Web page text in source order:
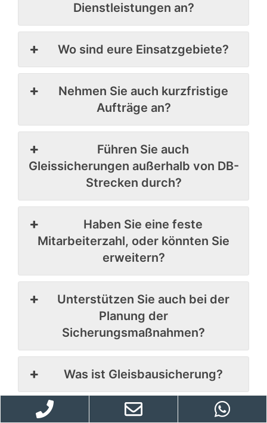
Dienstleistungen an?
Wo sind eure Einsatzgebiete?
Nehmen Sie auch kurzfristige
Aufträge an?
Führen Sie auch
Gleissicherungen außerhalb von DB-
Strecken durch?
Haben Sie eine feste
Mitarbeiterzahl, oder könnten Sie
erweitern?
Unterstützen Sie auch bei der
Planung der
Sicherungsmaßnahmen?
Was ist Gleisbausicherung?
Was ist ein BüP und was sind